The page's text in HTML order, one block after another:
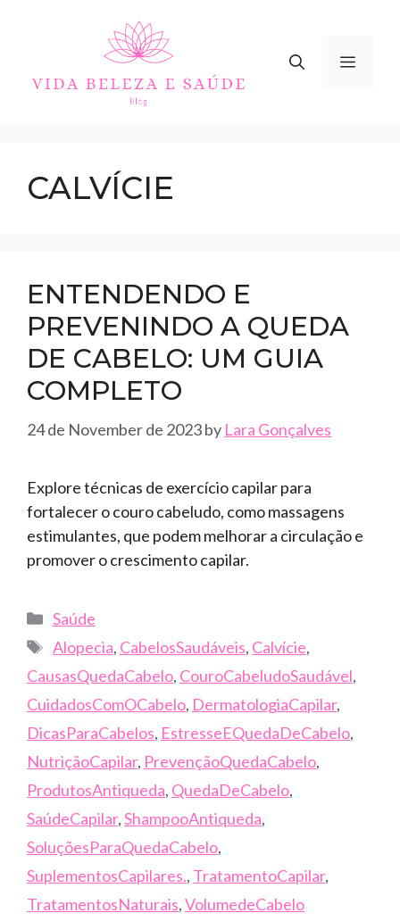
CALVÍCIE
ENTENDENDO E
PREVENINDO A QUEDA
DE CABELO: UM GUIA
COMPLETO
24 de November de 2023by Lara Gonçalves
Explore técnicas de exercício capilar para
fortalecer o couro cabeludo, como massagens
estimulantes, que podem melhorar a circulação e
promover o crescimento capilar.
Categories
Saúde
Tags
Alopecia, CabelosSaudáveis, Calvície,
CausasQuedaCabelo, CouroCabeludoSaudável,
CuidadosComOCabelo, DermatologiaCapilar,
DicasParaCabelos, EstresseEQuedaDeCabelo,
NutriçãoCapilar, PrevençãoQuedaCabelo,
ProdutosAntiqueda, QuedaDeCabelo,
SaúdeCapilar,ShampooAntiqueda,
SoluçõesParaQuedaCabelo,
SuplementosCapilares., TratamentoCapilar,
TratamentosNaturais,VolumedeCabelo